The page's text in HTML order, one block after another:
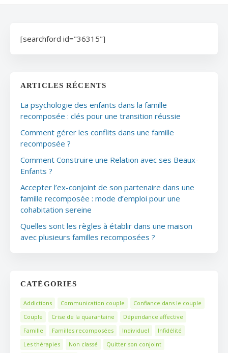
[searchford id="36315"]
ARTICLES RÉCENTS
La psychologie des enfants dans la famille
recomposée : clés pour une transition réussie
Comment gérer les conflits dans une famille
recomposée ?
Comment Construire une Relation avec ses Beaux-
Enfants ?
Accepter l’ex-conjoint de son partenaire dans une
famille recomposée : mode d’emploi pour une
cohabitation sereine
Quelles sont les règles à établir dans une maison
avec plusieurs familles recomposées ?
CATÉGORIES
Addictions Communication couple
Confiance dans le couple
Couple
Crise de la quarantaine
Dépendance affective
Famille
Familles recomposées Individuel
Infidélité
Les thérapies
Non classé
Quitter son conjoint